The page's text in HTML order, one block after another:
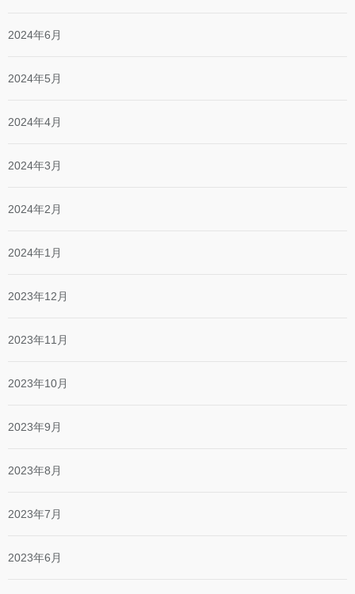
2024年6月
2024年5月
2024年4月
2024年3月
2024年2月
2024年1月
2023年12月
2023年11月
2023年10月
2023年9月
2023年8月
2023年7月
2023年6月